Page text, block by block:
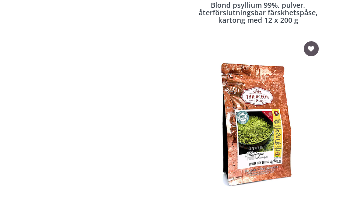
Blond psyllium 99%, pulver,
återförslutningsbar färskhetspåse,
kartong med 12 x 200 g